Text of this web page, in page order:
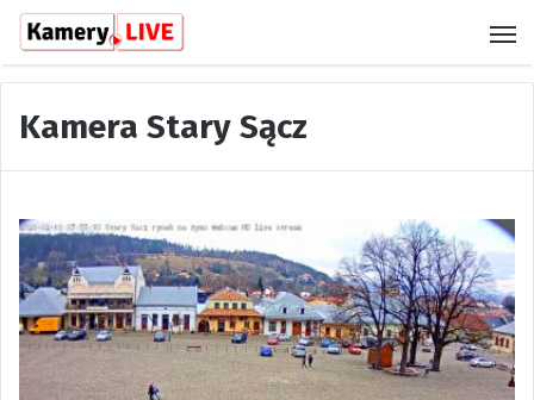
Kamera Stary Sącz